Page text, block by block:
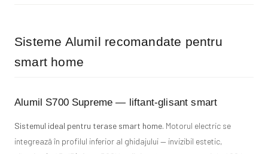
Sisteme Alumil recomandate pentru
smart home
Alumil S700 Supreme — liftant-glisant smart
Sistemul ideal pentru terase smart home. Motorul electric se
integrează în profilul inferior al ghidajului — invizibil estetic,